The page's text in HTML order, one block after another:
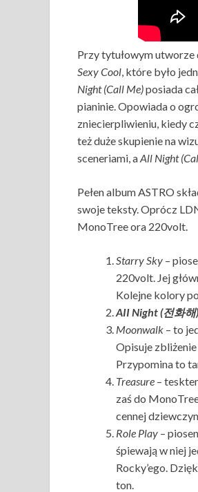
Przy tytułowym utworze
Sexy Cool, które było
Night (Call Me)posiada
pianinie. Opowiada o
zniecierpliwieniu, kiedy
też duże skupienie na
sceneriami, aAll Night
Pełen album ASTRO
swoje teksty. Oprócz
MonoTree ora 220volt.
Starry Sky –
220volt. Jej
Kolejne kolory
AII Night (전화해)
Moonwalk – to
Opisuje
Przypomina to
Treasure –
zaś do
cennej
Role Play –
śpiewają w niej
Rocky’ego.
ton.